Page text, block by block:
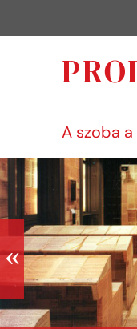
A szoba